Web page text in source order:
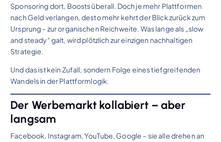
Sponsoring dort, Boosts überall. Doch je mehr Plattformen
nach Geld verlangen, desto mehr kehrt der Blick zurück zum
Ursprung – zur organischen Reichweite. Was lange als „slow
and steady“ galt, wird plötzlich zur einzigen nachhaltigen
Strategie.
Und das ist kein Zufall, sondern Folge eines tiefgreifenden
Wandels in der Plattformlogik.
Der Werbemarkt kollabiert – aber
langsam
Facebook, Instagram, YouTube, Google – sie alle drehen an